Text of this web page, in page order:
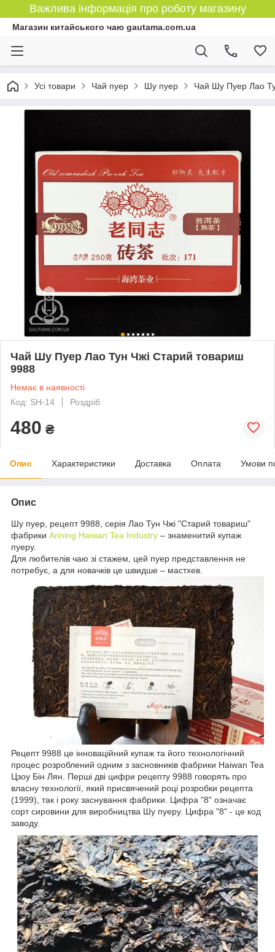
Важлива інформація про роботу магазину
Магазин китайського чаю gautama.com.ua
Усі товари Чай пуер Шу пуер Чай Шу Пуер Лао
Чай Шу Пуер Лао Тун Чжі Старий товариш
9988
Немає в наявності
Код: SH-14
Роздріб
480 ₴
Опис Характеристики Доставка Оплата Умови
Опис
Шу пуер, рецепт 9988, серія Лао Тун Чжі "Старий товариш"
фабрики Anning Haiwan Tea Industry – знаменитий купаж
пуеру.
Для любителів чаю зі стажем, цей пуер представлення не
потребує, а для новачків це швидше – мастхев.
Рецепт 9988 це інноваційний купаж та його технологічний
процес розроблений одним з засновників фабрики Haiwan Tea
Цзоу Бін Лян. Перші дві цифри рецепту 9988 говорять про
власну технології, який присвячений році розробки рецепта
(1999), так і року заснування фабрики. Цифра "8" означає
сорт сировини для виробництва Шу пуеру. Цифра "8" - це код
заводу.